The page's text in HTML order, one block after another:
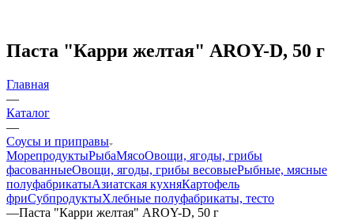
Паста "Карри желтая" AROY-D, 50 г
Главная
—
Каталог
—
Соусы и приправы
МорепродуктыРыбаМясоОвощи, ягоды, грибы
фасованныеОвощи, ягоды, грибы весовыеРыбные, мясные
полуфабрикатыАзиатская кухняКартофель
фриСубпродуктыХлебные полуфабрикаты, тесто
—Паста "Карри желтая" AROY-D, 50 г